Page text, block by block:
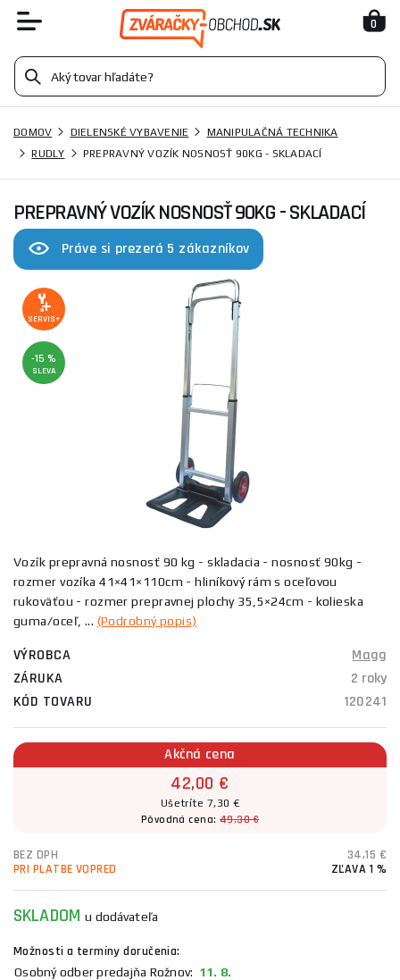
0
DOMOV DIELENSKÉ VYBAVENIE
MANIPULAČNÁ TECHNIKA
RUDLY
PREPRAVNÝ VOZÍK NOSNOSŤ 90KG - SKLADACÍ
PREPRAVNÝ VOZÍK NOSNOSŤ 90KG - SKLADACÍ
Práve si prezerá 5 zákazníkov
SERVIS+
-15 %
SLEVA
Vozík prepravná nosnosť 90 kg - skladacia - nosnosť 90kg -
rozmer vozíka 41×41×110cm - hliníkový rám s oceľovou
rukoväťou - rozmer prepravnej plochy 35,5×24cm - kolieska
guma/oceľ, ... (Podrobný popis)
VÝROBCA
Magg
ZÁRUKA
2 roky
KÓD TOVARU
120241
Akčná cena
42,00 €
Ušetríte 7,30 €
Pôvodná cena:49,30 €
BEZ DPH
34,15 €
PRI PLATBE VOPRED
ZĽAVA 1 %
SKLADOMu dodávateľa
Možnosti a termíny doručenia:
Osobný odber predajňa Rožnov: 11. 8.